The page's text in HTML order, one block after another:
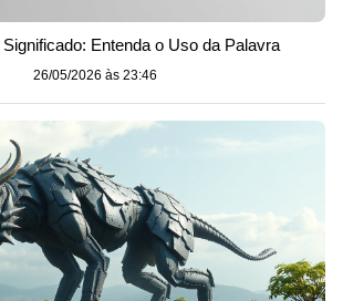
Entenda o Uso da Palavra
26/05/2026 às 23:46